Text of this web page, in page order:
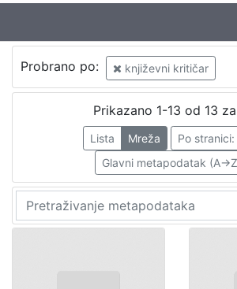
Probrano po: književni kritičar
Prikazano 1-13 od 13
Lista Mreža
Po
Glavni metapodatak (A-